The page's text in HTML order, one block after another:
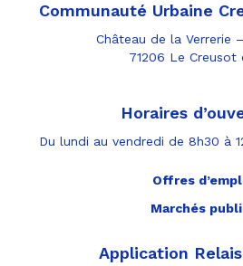
Communauté Urbaine
Château de la Verrerie
71206 Le Creusot
Horaires
Du lundi au vendredi de 8h30 à
Offres
Marchés
Application